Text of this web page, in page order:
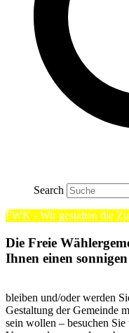
Search
FWK - Wir gestalten die
Die Freie
Ihnen einen
bleiben und/oder werden
Gestaltung der Gemeinde
sein wollen – besuchen